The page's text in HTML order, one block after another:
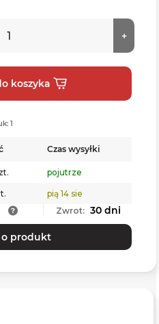
1
Czas wysyłki
pojutrze
pią 14 sie
Zwrot: 30 dni
produkt